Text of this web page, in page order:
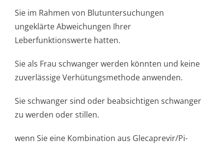
Sie im Rahmen von Blutuntersuchungen
ungeklärte Abweichungen Ihrer
Leberfunktionswerte hatten.
Sie als Frau schwanger werden könnten und keine
zuverlässige Verhütungsmethode anwenden.
Sie schwanger sind oder beabsichtigen schwanger
zu werden oder stillen.
wenn Sie eine Kombination aus Glecaprevir/Pi­